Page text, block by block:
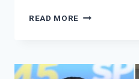
READ MORE